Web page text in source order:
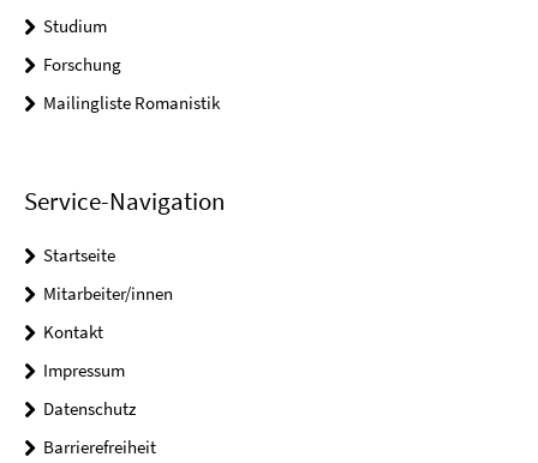
Studium
Forschung
Mailingliste Romanistik
Service-Navigation
Startseite
Mitarbeiter/innen
Kontakt
Impressum
Datenschutz
Barrierefreiheit